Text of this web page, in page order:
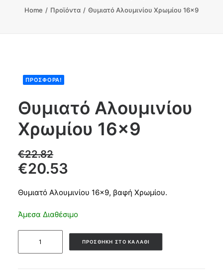
ΑΔΑΜΑΝΤΟΦΟΡΟΙ ΔΙΣΚΟΙ
Products
search
CART
Home Προϊόντα Θυμιατό Αλουμινίου Χρωμίου 16×9
ΠΡΟΣΦΟΡΆ!
Θυμιατό Αλουμινίου
Χρωμίου 16×9
€22.82
€20.53
Θυμιατό Αλουμινίου 16×9, βαφή Χρωμίου.
Άμεσα Διαθέσιμο
ΠΡΟΣΘΉΚΗ ΣΤΟ ΚΑΛΆΘΙ